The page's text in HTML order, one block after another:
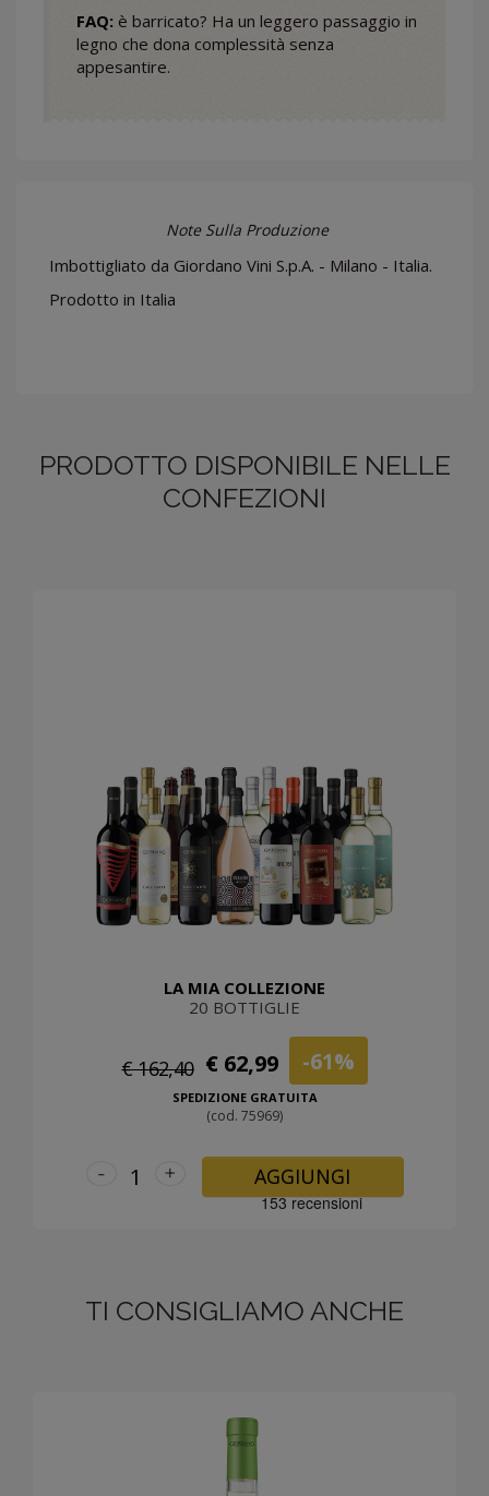
FAQ: è barricato? Ha un leggero passaggio in
legno che dona complessità senza
appesantire.
Note Sulla Produzione
Imbottigliato da Giordano Vini S.p.A. - Milano - Italia.
Prodotto in Italia
PRODOTTO DISPONIBILE NELLE
CONFEZIONI
LA MIA COLLEZIONE
20 BOTTIGLIE
€ 162,40 € 62,99 -61%
SPEDIZIONE GRATUITA
(cod. 75969)
+
- AGGIUNGI
TI CONSIGLIAMO ANCHE